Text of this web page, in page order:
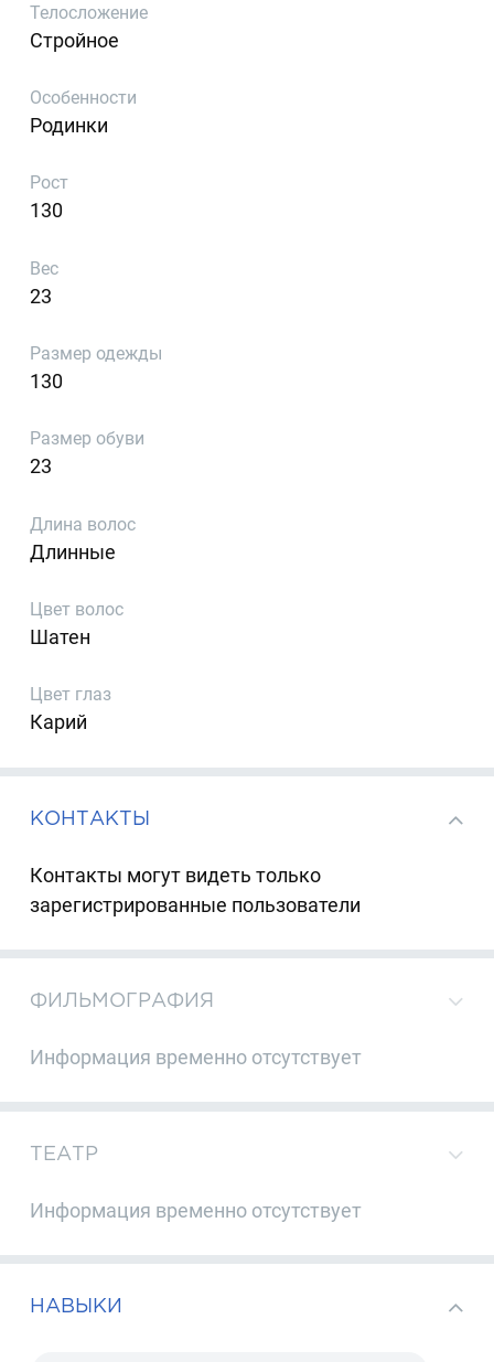
Телосложение
Стройное
Особенности
Родинки
Рост
130
Вес
23
Размер одежды
130
Размер обуви
23
Длина волос
Длинные
Цвет волос
Шатен
Цвет глаз
Карий
КОНТАКТЫ
Контакты могут видеть только
зарегистрированные пользователи
ФИЛЬМОГРАФИЯ
Информация временно отсутствует
ТЕАТР
Информация временно отсутствует
НАВЫКИ